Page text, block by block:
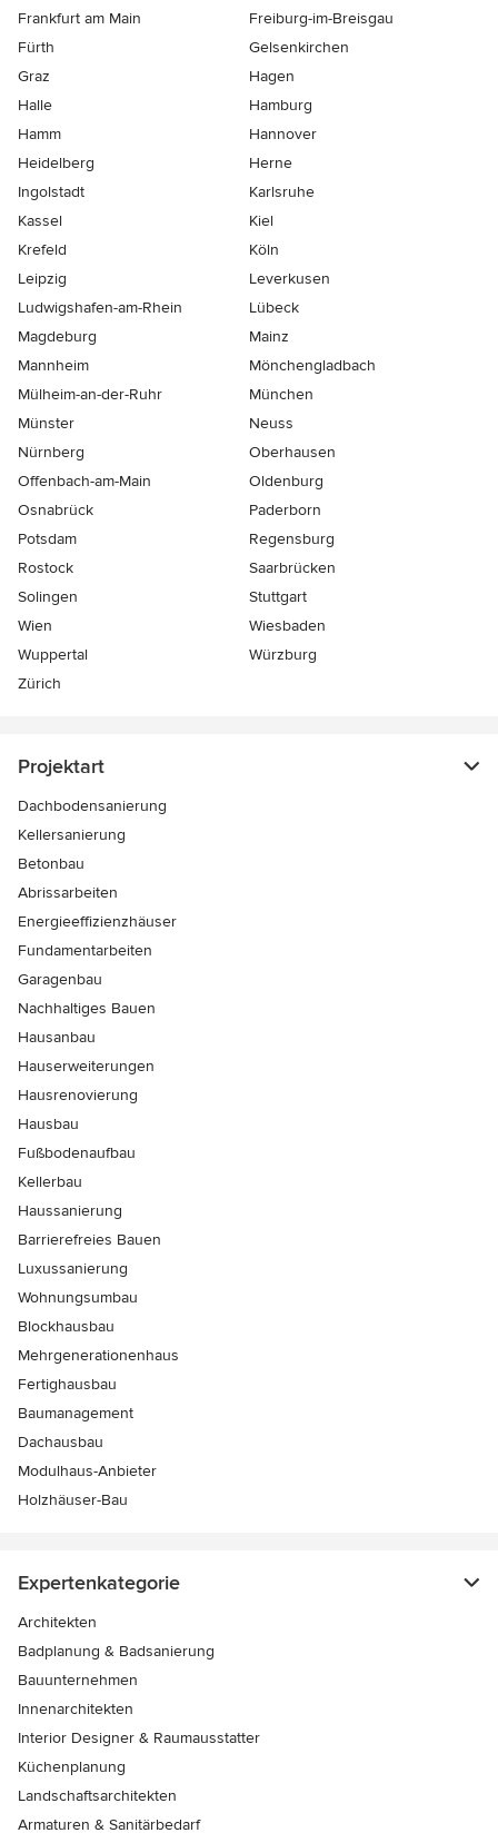
Frankfurt am Main
Freiburg-im-Breisgau
Fürth
Gelsenkirchen
Graz
Hagen
Halle
Hamburg
Hamm
Hannover
Heidelberg
Herne
Ingolstadt
Karlsruhe
Kassel
Kiel
Krefeld
Köln
Leipzig
Leverkusen
Ludwigshafen-am-Rhein
Lübeck
Magdeburg
Mainz
Mannheim
Mönchen­gladbach
Mülheim-an-der-Ruhr
München
Münster
Neuss
Nürnberg
Oberhausen
Offenbach-am-Main
Oldenburg
Osnabrück
Paderborn
Potsdam
Regensburg
Rostock
Saarbrücken
Solingen
Stuttgart
Wien
Wiesbaden
Wuppertal
Würzburg
Zürich
Projektart
Dachbodensanierung
Kellersanierung
Betonbau
Abrissarbeiten
Energieeffizienzhäuser
Fundamentarbeiten
Garagenbau
Nachhaltiges Bauen
Hausanbau
Hauserweiterungen
Hausrenovierung
Hausbau
Fußbodenaufbau
Kellerbau
Haussanierung
Barrierefreies Bauen
Luxussanierung
Wohnungsumbau
Blockhausbau
Mehrgenerationenhaus
Fertighausbau
Baumanagement
Dachausbau
Modulhaus-Anbieter
Holzhäuser-Bau
Expertenkategorie
Architekten
Badplanung & Badsanierung
Bauunternehmen
Innenarchitekten
Interior Designer & Raumausstatter
Küchenplanung
Landschaftsarchitekten
Armaturen & Sanitärbedarf